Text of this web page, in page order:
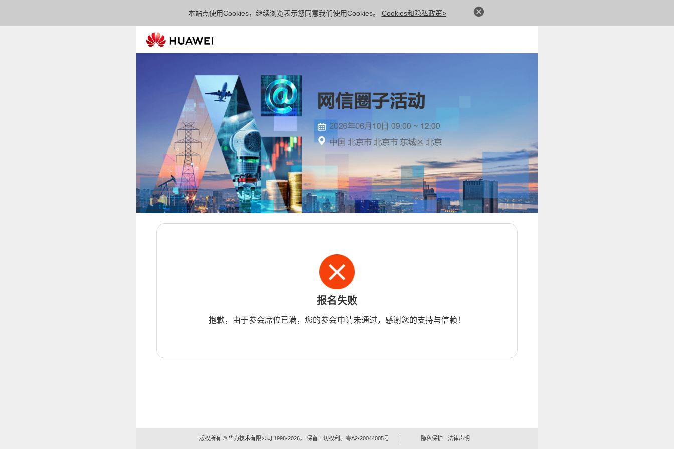
本站点使用Cookies，继续浏览表示您同意我们使用Cookies。 Cookies和隐私政策>
报名失败
抱歉，由于参会席位已满，您的参会申请未通过，感谢您的支持与信赖！
版权所有 © 华为技术有限公司 1998-2026。 保留一切权利。粤A2-20044005号 | 隐私保护 法律声明